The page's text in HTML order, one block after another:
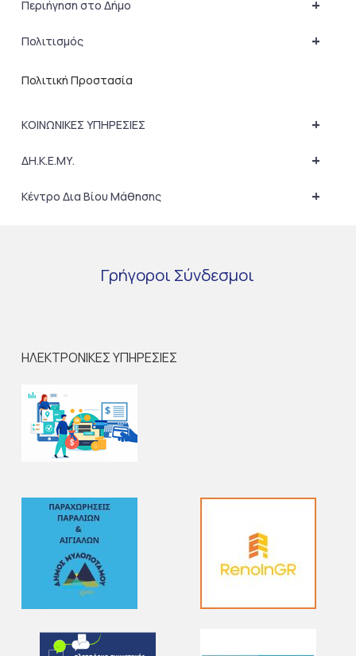
+
Περιήγηση στο Δήμο
+
Πολιτισμός
Πολιτική Προστασία
+
ΚΟΙΝΩΝΙΚΕΣ ΥΠΗΡΕΣΙΕΣ
+
ΔΗ.Κ.Ε.ΜΥ.
+
Κέντρο Δια Βίου Μάθησης
Γρήγοροι Σύνδεσμοι
ΗΛΕΚΤΡΟΝΙΚΕΣ ΥΠΗΡΕΣΙΕΣ